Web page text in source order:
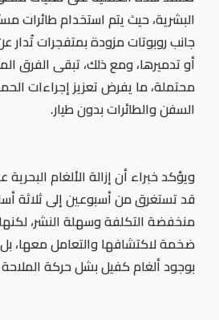
البشرية، حيث يتم استخدام طائرات
جانب روبوتات مزودة بمتفجرات تُدار
أو تدميرها، ومع ذلك، تبقى الفرق
محتملة، ما يفرض تعزيز إجراءات
السفن والطائرات بدون طيار.
ويؤكد خبراء أن إزالة الألغام
قد تستغرق من أسبوعين إلى ثلاثة
منخفضة التكلفة وسهلة النشر،
ضخمة لاكتشافها والتعامل معها،
بوجود ألغام كفيل بشل حركة الملاحة